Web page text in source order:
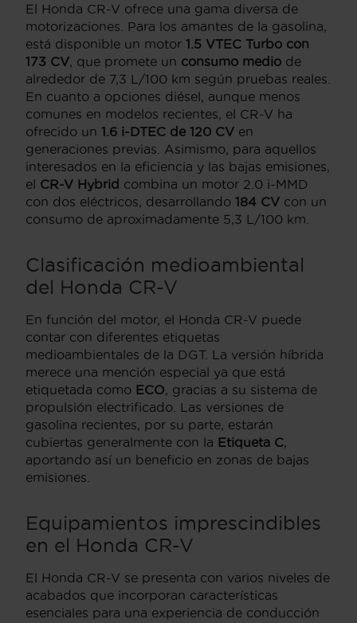
El Honda CR-V ofrece una gama diversa de
motorizaciones. Para los amantes de la gasolina,
está disponible un motor 1.5 VTEC Turbo con
173 CV , que promete un consumo medio de
alrededor de 7,3 L/100 km según pruebas reales.
En cuanto a opciones diésel, aunque menos
comunes en modelos recientes, el CR-V ha
ofrecido un 1.6 i-DTEC de 120 CV en
generaciones previas. Asimismo, para aquellos
interesados en la eficiencia y las bajas emisiones,
el CR-V Hybrid combina un motor 2.0 i-MMD
con dos eléctricos, desarrollando 184 CV con un
consumo de aproximadamente 5,3 L/100 km.
Clasificación medioambiental
del Honda CR-V
En función del motor, el Honda CR-V puede
contar con diferentes etiquetas
medioambientales de la DGT. La versión híbrida
merece una mención especial ya que está
etiquetada como ECO , gracias a su sistema de
propulsión electrificado. Las versiones de
gasolina recientes, por su parte, estarán
cubiertas generalmente con la Etiqueta C
aportando así un beneficio en zonas de bajas
emisiones.
Equipamientos imprescindibles
en el Honda CR-V
El Honda CR-V se presenta con varios niveles de
acabados que incorporan características
esenciales para una experiencia de conducción